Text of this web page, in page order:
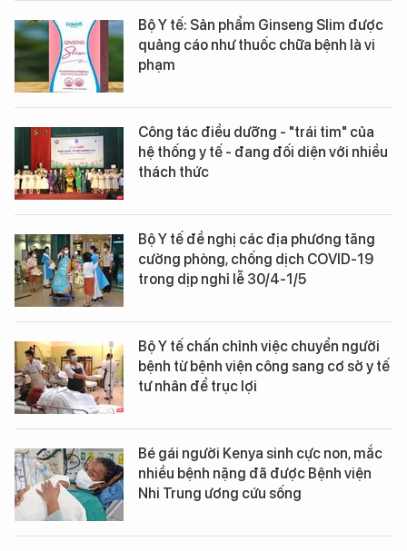
Bộ Y tế: Sản phẩm Ginseng Slim được
quảng cáo như thuốc chữa bệnh là vi
phạm
Công tác điều dưỡng - "trái tim" của
hệ thống y tế - đang đối diện với nhiều
thách thức
Bộ Y tế đề nghị các địa phương tăng
cường phòng, chống dịch COVID-19
trong dịp nghỉ lễ 30/4-1/5
Bộ Y tế chấn chỉnh việc chuyển người
bệnh từ bệnh viện công sang cơ sở y tế
tư nhân để trục lợi
Bé gái người Kenya sinh cực non, mắc
nhiều bệnh nặng đã được Bệnh viện
Nhi Trung ương cứu sống